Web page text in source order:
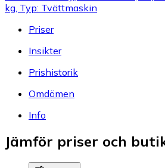
kg, Typ: Tvättmaskin
Priser
Insikter
Prishistorik
Omdömen
Info
Jämför priser och